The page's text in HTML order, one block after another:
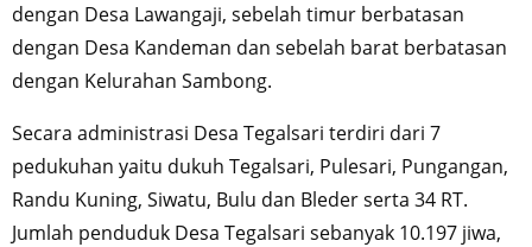
dengan Desa Lawangaji, sebelah timur berbatasan
dengan Desa Kandeman dan sebelah barat berbatasan
dengan Kelurahan Sambong.
Secara administrasi Desa Tegalsari terdiri dari 7
pedukuhan yaitu dukuh Tegalsari, Pulesari, Pungangan,
Randu Kuning, Siwatu, Bulu dan Bleder serta 34 RT.
Jumlah penduduk Desa Tegalsari sebanyak 10.197 jiwa,